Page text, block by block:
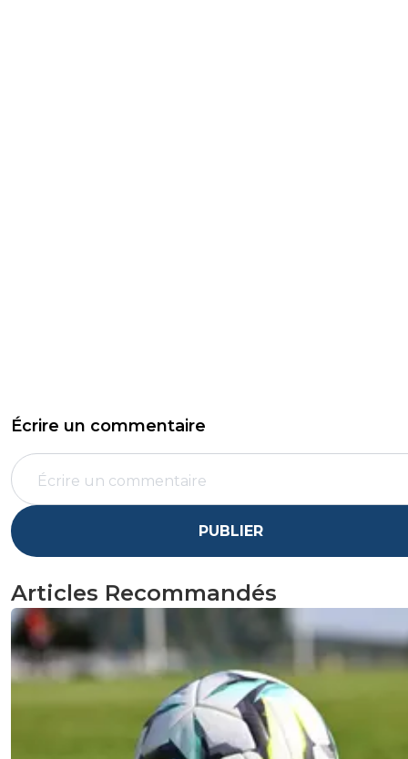
Écrire un commentaire
PUBLIER
Articles Recommandés